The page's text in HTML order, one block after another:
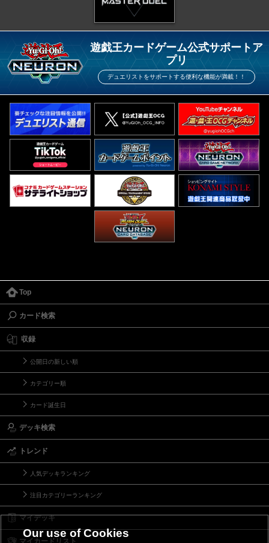
遊戯王カードゲーム公式サポートア
プリ
デュエリストをサポートする便利な機能が満載！！
Top
カード検索
収録
公開日の新しい順
カテゴリー順
カード誕生日
デッキ検索
トレンド
人気デッキランキング
注目カテゴリーランキング
マイデッキ
マイカードリスト
Our use of Cookies